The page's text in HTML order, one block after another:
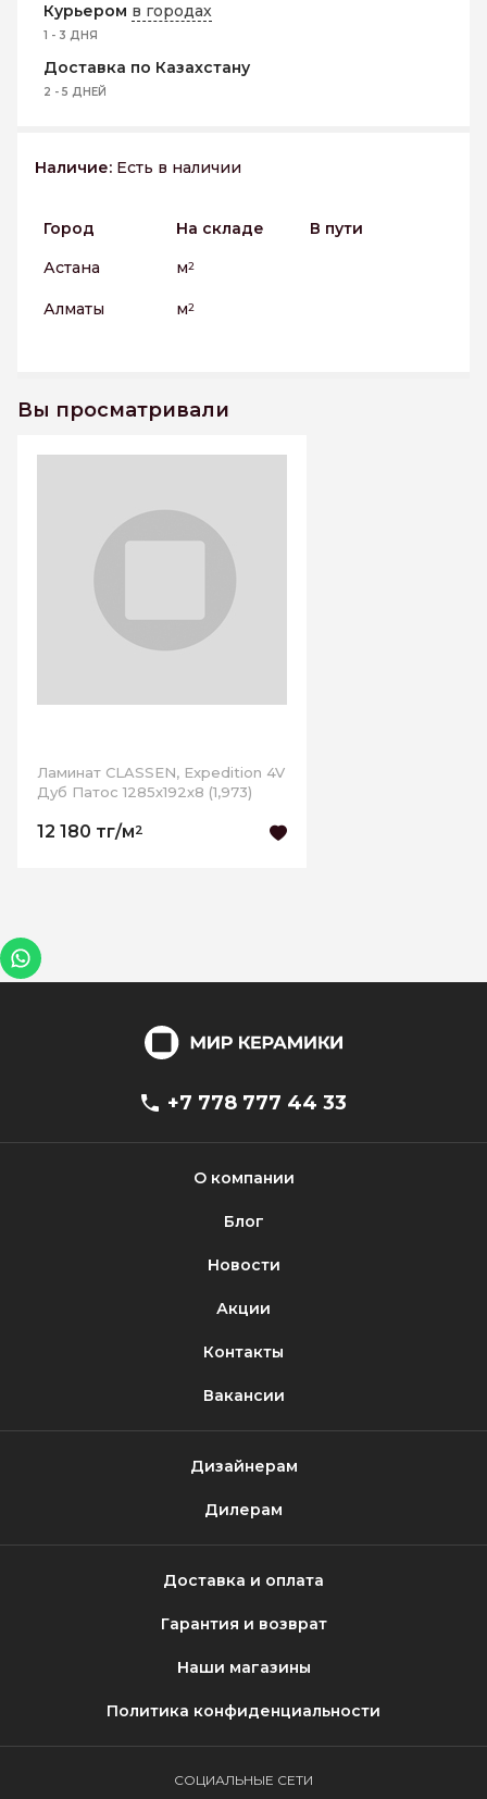
Курьером в городах
1 - 3 ДНЯ
Доставка по Казахстану
2 - 5 ДНЕЙ
Наличие: Есть в наличии
Город На складе
В пути
Астана
м2
Алматы м2
Вы просматривали
Ламинат CLASSEN, Expedition 4V
Дуб Патос 1285х192х8 (1,973)
12 180 тг/м2
+7 778 777 44 33
О компании
Блог
Новости
Акции
Контакты
Вакансии
Дизайнерам
Дилерам
Доставка и оплата
Гарантия и возврат
Наши магазины
Политика конфиденциальности
СОЦИАЛЬНЫЕ СЕТИ